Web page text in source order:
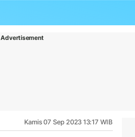
Advertisement
Kamis 07 Sep 2023 13:17 WIB